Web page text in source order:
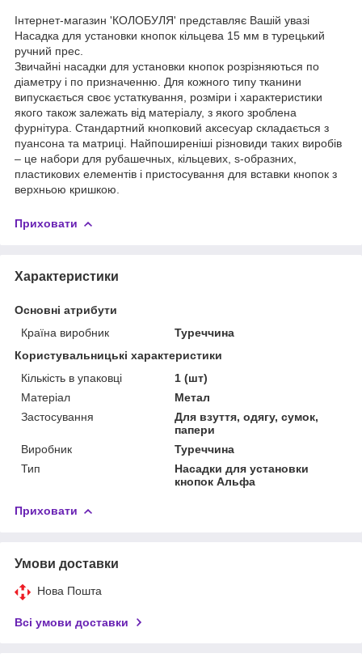
Інтернет-магазин 'КОЛОБУЛЯ' представляє Вашій увазі
Насадка для установки кнопок кільцева 15 мм в турецький
ручний прес.
Звичайні насадки для установки кнопок розрізняються по
діаметру і по призначенню. Для кожного типу тканини
випускається своє устаткування, розміри і характеристики
якого також залежать від матеріалу, з якого зроблена
фурнітура. Стандартний кнопковий аксесуар складається з
пуансона та матриці. Найпоширеніші різновиди таких виробів
– це набори для рубашечных, кільцевих, s-образних,
пластикових елементів і пристосування для вставки кнопок з
верхньою кришкою.
Приховати
Характеристики
Основні атрибути
Країна виробник
Туреччина
Користувальницькі характеристики
Кількість в упаковці
1 (шт)
Матеріал
Метал
Застосування
Для взуття, одягу, сумок,
папери
Виробник
Туреччина
Тип
Насадки для установки
кнопок Альфа
Приховати
Умови доставки
Нова Пошта
Всі умови доставки